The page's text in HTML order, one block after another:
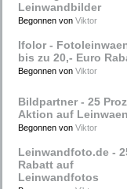
Leinwandbilder
Begonnen von Viktor
Ifolor -
bis zu 20,- Euro
Begonnen von Viktor
Bildpartner - 25
Aktion auf
Begonnen von Viktor
Leinwandfoto.de -
Rabatt auf
Leinwandfotos